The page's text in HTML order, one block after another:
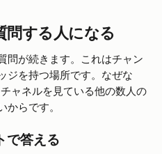
問する人になる
問が続きます。これはチャン
ジを持つ場所です。なぜな
ャネルを見ている他の数人の
らです。
で答える